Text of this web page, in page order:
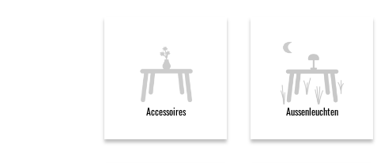
Accessoires Aussenleuchten